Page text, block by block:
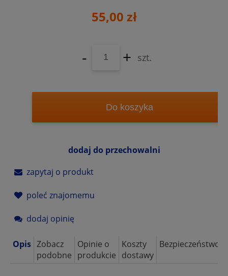
55,00 zł
- + szt.
Do koszyka
dodaj do przechowalni
zapytaj o produkt
poleć znajomemu
dodaj opinię
Opis Zobacz
podobne
Opinie o
produkcie
Koszty
dostawy
Bezpieczeństwo